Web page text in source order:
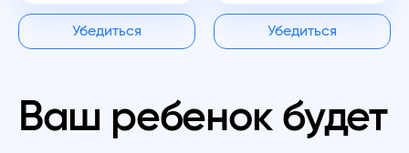
Убедиться Убедиться
Ваш ребенок будет